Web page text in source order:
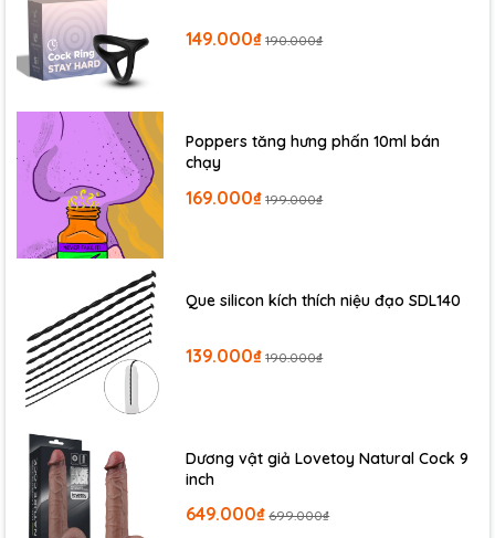
149.000₫ 190.000₫
Poppers tăng hưng phấn 10ml bán
chạy
169.000₫ 199.000₫
Que silicon kích thích niệu đạo SDL140
139.000₫ 190.000₫
Dương vật giả Lovetoy Natural Cock 9
inch
649.000₫ 699.000₫